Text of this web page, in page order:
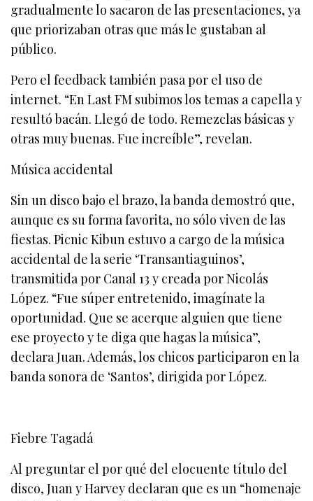
gradualmente lo sacaron de las presentaciones, ya
que priorizaban otras que más le gustaban al
público.
Pero el feedback también pasa por el uso de
internet. “En Last FM subimos los temas a capella y
resultó bacán. Llegó de todo. Remezclas básicas y
otras muy buenas. Fue increíble”, revelan.
Música accidental
Sin un disco bajo el brazo, la banda demostró que,
aunque es su forma favorita, no sólo viven de las
fiestas. Picnic Kibun estuvo a cargo de la música
accidental de la serie ‘Transantiaguinos’,
transmitida por Canal 13 y creada por Nicolás
López. “Fue súper entretenido, imagínate la
oportunidad. Que se acerque alguien que tiene
ese proyecto y te diga que hagas la música”,
declara Juan. Además, los chicos participaron en la
banda sonora de ‘Santos’, dirigida por López.
Fiebre Tagadá
Al preguntar el por qué del elocuente título del
disco, Juan y Harvey declaran que es un “homenaje